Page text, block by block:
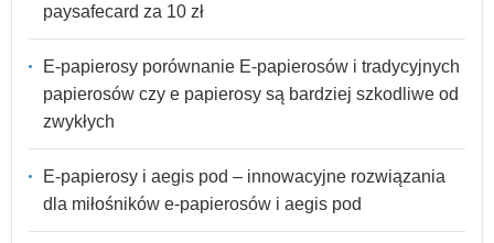
paysafecard za 10 zł
E-papierosy porównanie E-papierosów i tradycyjnych
papierosów czy e papierosy są bardziej szkodliwe od
zwykłych
E-papierosy i aegis pod – innowacyjne rozwiązania
dla miłośników e-papierosów i aegis pod